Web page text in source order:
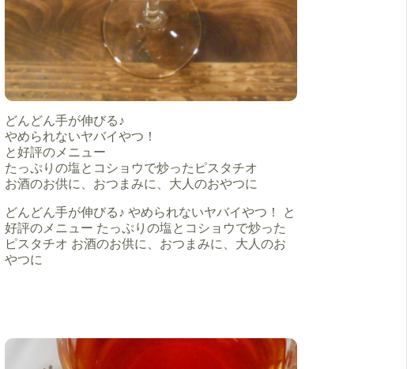
どんどん手が伸びる♪
やめられないヤバイやつ！
と好評のメニュー
たっぷりの塩とコショウで炒ったピスタチオ
お酒のお供に、おつまみに、大人のおやつに
どんどん手が伸びる♪ やめられないヤバイやつ！ と
好評のメニュー たっぷりの塩とコショウで炒った
ピスタチオ お酒のお供に、おつまみに、大人のお
やつに